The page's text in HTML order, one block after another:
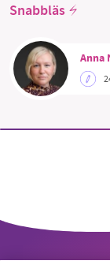
Snabbläs
Anna
utveckla